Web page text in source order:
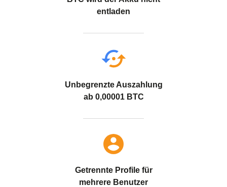
entladen
Unbegrenzte Auszahlung
ab 0,00001 BTC
Getrennte Profile für
mehrere Benutzer